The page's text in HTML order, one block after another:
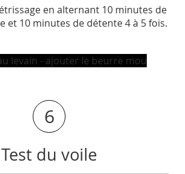
en alternant 10 minutes de
et 10 minutes de détente 4 à 5 fois.
6
Test du voile